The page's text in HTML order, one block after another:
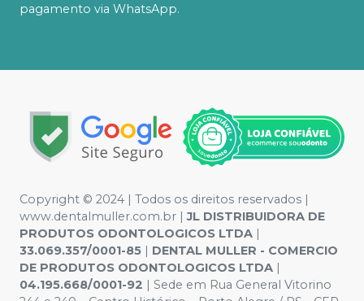
pagamento via WhatsApp.
Copyright © 2024 | Todos os direitos reservados |
www.dentalmuller.com.br |JL DISTRIBUIDORA DE
PRODUTOS ODONTOLOGICOS LTDA |
33.069.357/0001-85 | DENTAL MULLER - COMERCIO
DE PRODUTOS ODONTOLOGICOS LTDA |
04.195.668/0001-92 | Sede em Rua General Vitorino